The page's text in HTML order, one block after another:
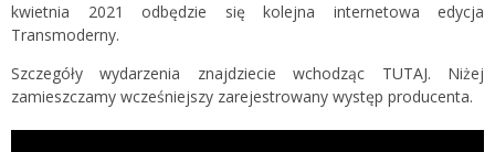
kwietnia 2021 odbędzie się kolejna internetowa edycja
Transmoderny.
Szczegóły wydarzenia znajdziecie wchodząc TUTAJ. Niżej
zamieszczamy wcześniejszy zarejestrowany występ producenta.